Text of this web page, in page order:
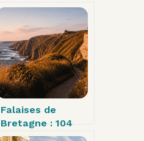
Falaises de
Bretagne : 104
mètres de vertige